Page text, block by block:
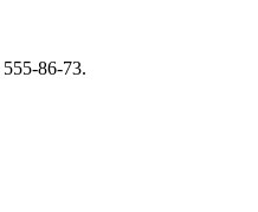
86-73.